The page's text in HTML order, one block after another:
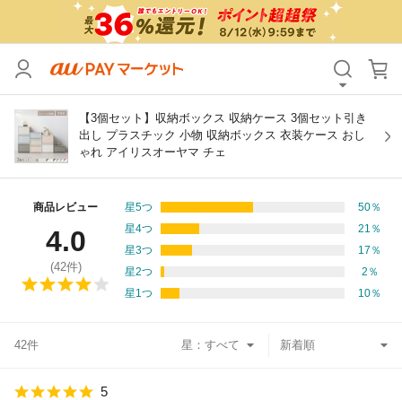
【3個セット】収納ボックス 収納ケース 3個セット引き
出し プラスチック 小物 収納ボックス 衣装ケース おし
ゃれ アイリスオーヤマ チェ
商品レビュー
4.0
(42件)
星5つ 50％
星4つ
21 ％
星3つ
17 ％
星2つ
2 ％
星1つ
10％
42件 星：
5
カテゴリ すべて
価格 すべて
支払い方法
その他の条件
送料無料
Pontaパス特典対象すべて